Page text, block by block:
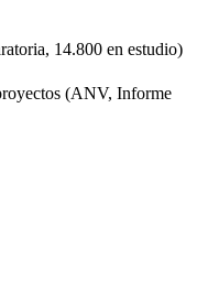
14.800 en estudio)
(ANV, Informe